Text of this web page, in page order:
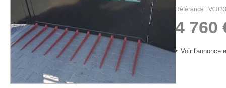
Référence V0033
4 760
Voir l'annonce